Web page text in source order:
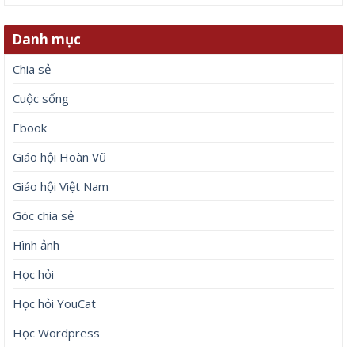
Danh mục
Chia sẻ
Cuộc sống
Ebook
Giáo hội Hoàn Vũ
Giáo hội Việt Nam
Góc chia sẻ
Hình ảnh
Học hỏi
Học hỏi YouCat
Học Wordpress